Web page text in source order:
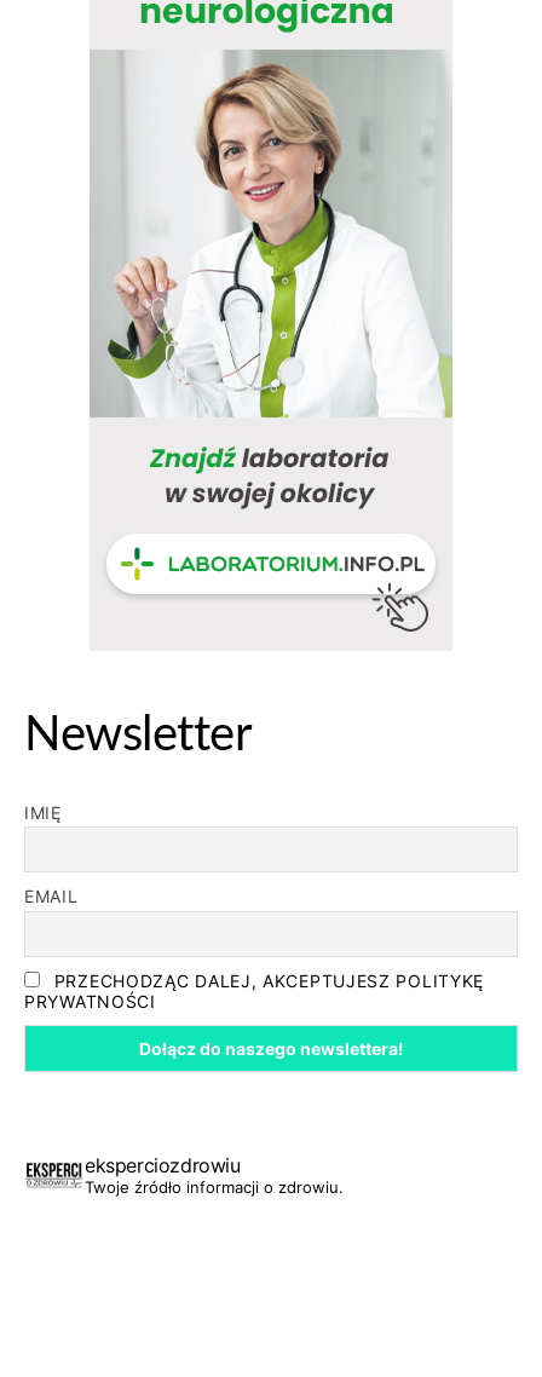
Newsletter
IMIĘ
EMAIL
PRZECHODZĄC DALEJ, AKCEPTUJESZ POLITYKĘ
PRYWATNOŚCI
eksperciozdrowiu
Twoje źródło informacji o zdrowiu.